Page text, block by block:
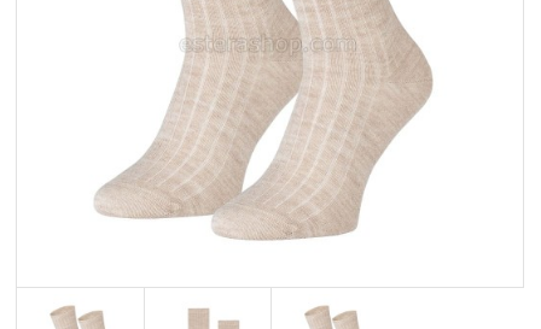
Merynos trekking
Merynos bezuciskowe
Kaszmir stopki
Bawełna egipska maco